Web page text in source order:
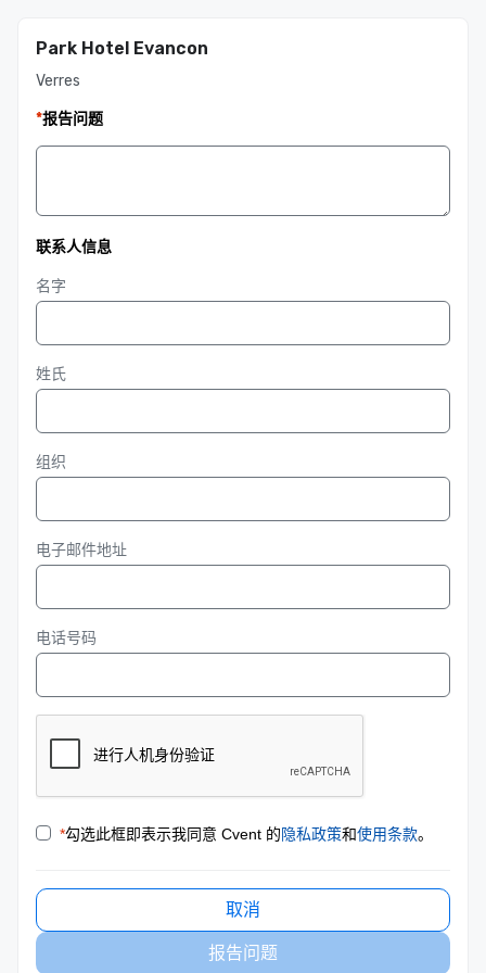
Park Hotel Evancon
Verres
*报告问题
联系人信息
名字
姓氏
组织
电子邮件地址
电话号码
*勾选此框即表示我同意 Cvent 的隐私政策和使用条款。
取消
报告问题